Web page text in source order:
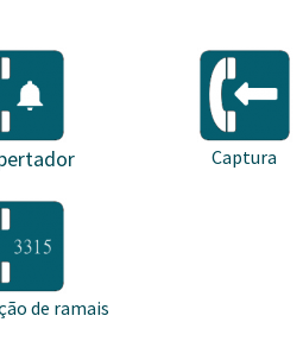
Captura
de ramais